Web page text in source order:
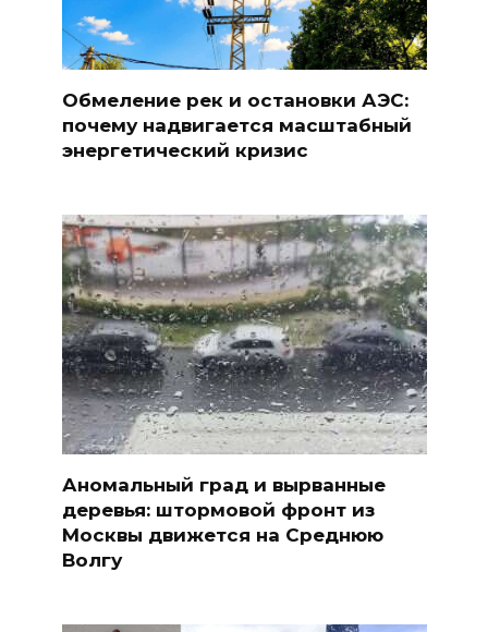
Обмеление рек и остановки АЭС:
почему надвигается масштабный
энергетический кризис
Аномальный град и вырванные
деревья: штормовой фронт из
Москвы движется на Среднюю
Волгу